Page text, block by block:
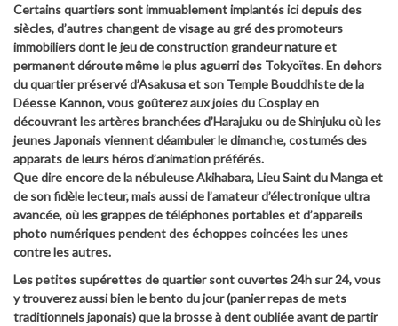
Certains quartiers sont immuablement implantés ici depuis des
siècles, d’autres changent de visage au gré des promoteurs
immobiliers dont le jeu de construction grandeur nature et
permanent déroute même le plus aguerri des Tokyoïtes. En dehors
du quartier préservé d’Asakusa et son Temple Bouddhiste de la
Déesse Kannon, vous goûterez aux joies du Cosplay en
découvrant les artères branchées d’Harajuku ou de Shinjuku où les
jeunes Japonais viennent déambuler le dimanche, costumés des
apparats de leurs héros d’animation préférés.
Que dire encore de la nébuleuse Akihabara, Lieu Saint du Manga et
de son fidèle lecteur, mais aussi de l’amateur d’électronique ultra
avancée, où les grappes de téléphones portables et d’appareils
photo numériques pendent des échoppes coincées les unes
contre les autres.
Les petites supérettes de quartier sont ouvertes 24h sur 24, vous
y trouverez aussi bien le bento du jour (panier repas de mets
traditionnels japonais) que la brosse à dent oubliée avant de partir